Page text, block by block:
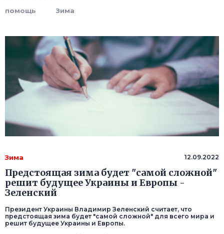
помощь Зима
Зима 12.09.2022
Предстоящая зима будет "самой сложной"
решит будущее Украины и Европы -
Зеленский
Президент Украины Владимир Зеленский считает, что
предстоящая зима будет "самой сложной" для всего мира и
решит будущее Украины и Европы.